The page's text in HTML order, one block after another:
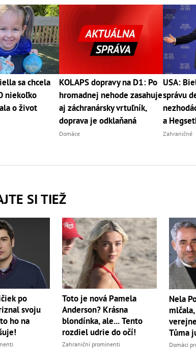
sa chcela
niekoľko
o život
KOLAPS dopravy na D1: Po
hromadnej nehode zasahuje
aj záchranársky vrtuľník,
doprava je odklaňaná
Domáce
USA:
správu
a
Zahraničné
SI TIEŽ
po
svoju
ho na
Toto je nová Pamela
Anderson? Krásna
blondínka, ale... Tento
rozdiel udrie do očí!
Zahraniční prominenti
Nela
Tůma
Domáci